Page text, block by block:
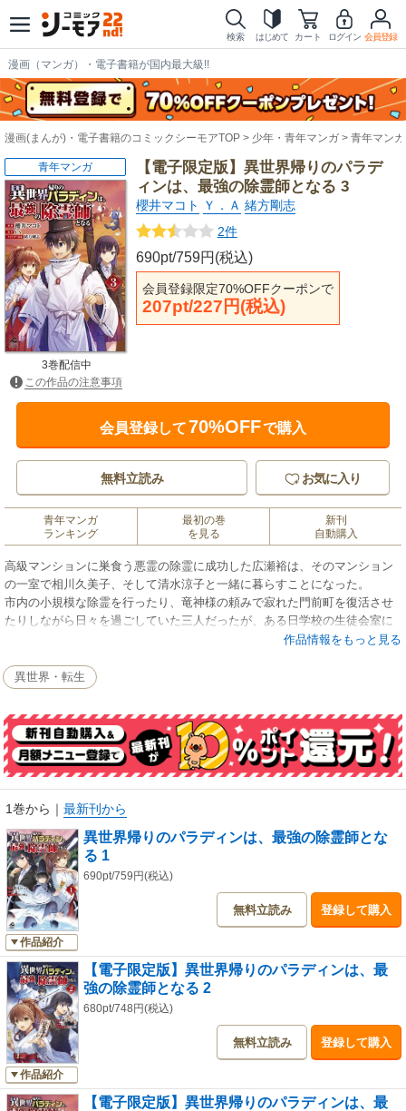
検索 はじめて カート ログイン 会員登録
漫画（マンガ）・電子書籍が国内最大級!!
漫画(まんが)・電子書籍のコミックシーモアTOP 少年・青年マンガ 青年マンガ
【電子限定版】異世界帰りのパラデ
ィンは、最強の除霊師となる 3
櫻井マコト Ｙ．Ａ 緒方剛志
2件
690pt/759円(税込)
会員登録限定70%OFFクーポンで
207pt/227円(税込)
青年マンガ
3巻配信中
この作品の注意事項
会員登録して70%OFFで購入
無料立読み お気に入り
青年マンガ
ランキング
最初の巻
を見る
新刊
自動購入
高級マンションに巣食う悪霊の除霊に成功した広瀬裕は、そのマンション
の一室で相川久美子、そして清水涼子と一緒に暮らすことになった。
市内の小規模な除霊を行ったり、竜神様の頼みで寂れた門前町を復活させ
たりしながら日々を過ごしていた三人だったが、ある日学校の生徒会室に
も学校には悪霊の存在など感じられず――!?
最強のパラディンが繰り広げる除霊活劇、ついに第3巻が登場!!
作品情報をもっと見る
異世界・転生
1巻から ｜ 最新刊から
作品紹介
異世界帰りのパラディンは、最強の除霊師とな
る 1
690pt/759円(税込)
無料立読み 登録して購入
作品紹介
【電子限定版】異世界帰りのパラディンは、最
強の除霊師となる 2
680pt/748円(税込)
無料立読み 登録して購入
【電子限定版】異世界帰りのパラディンは、最